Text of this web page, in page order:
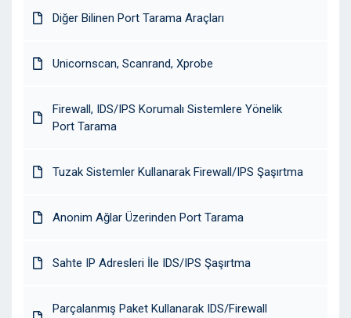
Diğer Bilinen Port Tarama Araçları
Unicornscan, Scanrand, Xprobe
Firewall, IDS/IPS Korumalı Sistemlere Yönelik
Port Tarama
Tuzak Sistemler Kullanarak Firewall/IPS Şaşırtma
Anonim Ağlar Üzerinden Port Tarama
Sahte IP Adresleri İle IDS/IPS Şaşırtma
Parçalanmış Paket Kullanarak IDS/Firewall